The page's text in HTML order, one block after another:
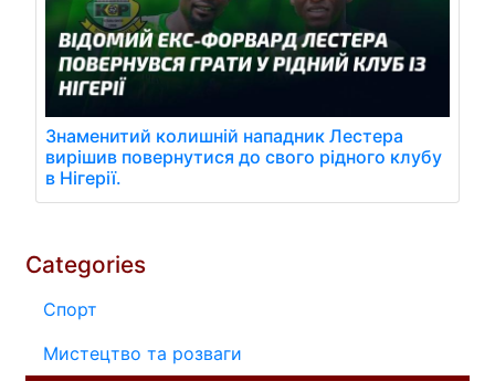
Знаменитий колишній нападник Лестера
вирішив повернутися до свого рідного клубу
в Нігерії.
Categories
Спорт
Мистецтво та розваги